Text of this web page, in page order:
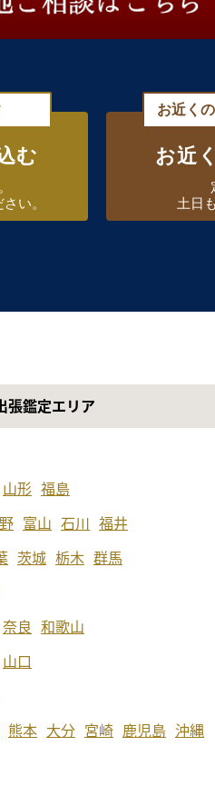
む
い。
お近く
お近
土日
張鑑定エリア
山形 福島
富山 石川 福井
茨城 栃木 群馬
奈良 和歌山
山口
熊本 大分 宮崎 鹿児島 沖縄